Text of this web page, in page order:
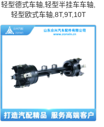
轻型德式车轴,轻型半挂车车轴,
轻型欧式车轴,8T,9T,10T